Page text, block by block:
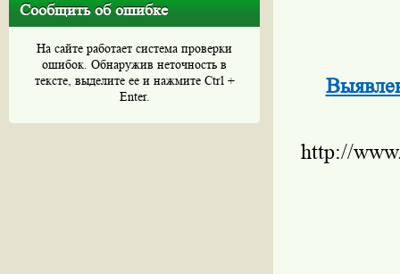
Сообщить об ошибке
На сайте работает система проверки
ошибок. Обнаружив неточность в
тексте, выделите ее и нажмите Ctrl +
Enter.
http://